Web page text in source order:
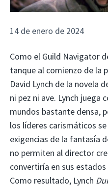
14 de enero de 2024
Como el Guild Navigator
tanque al comienzo de la
David Lynch de la novela
ni pez ni ave. Lynch juega
mundos bastante densa,
los líderes carismáticos
exigencias de la fantasía
no permiten al director
convertiría en sus
Como resultado, Lynch